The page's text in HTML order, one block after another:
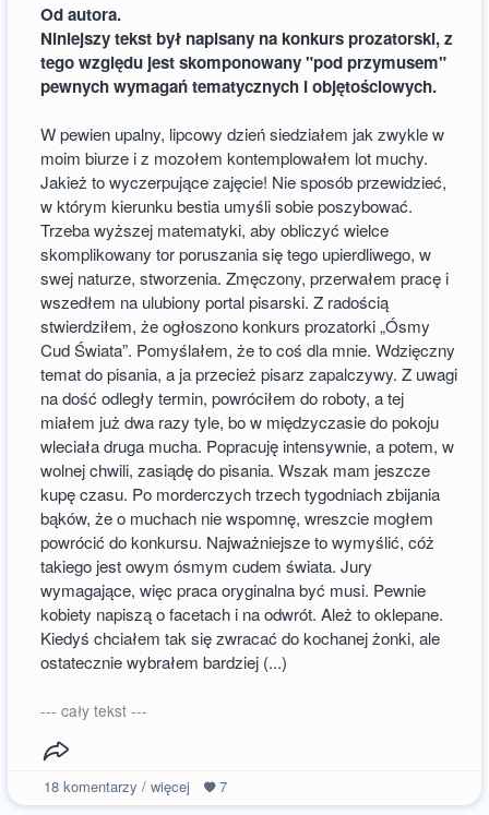
Od autora.
Niniejszy tekst był napisany na konkurs prozatorski, z
tego względu jest skomponowany "pod przymusem"
pewnych wymagań tematycznych i objętościowych.
W pewien upalny, lipcowy dzień siedziałem jak zwykle w
moim biurze i z mozołem kontemplowałem lot muchy.
Jakież to wyczerpujące zajęcie! Nie sposób przewidzieć,
w którym kierunku bestia umyśli sobie poszybować.
Trzeba wyższej matematyki, aby obliczyć wielce
skomplikowany tor poruszania się tego upierdliwego, w
swej naturze, stworzenia. Zmęczony, przerwałem pracę i
wszedłem na ulubiony portal pisarski. Z radością
stwierdziłem, że ogłoszono konkurs prozatorki „Ósmy
Cud Świata”. Pomyślałem, że to coś dla mnie. Wdzięczny
temat do pisania, a ja przecież pisarz zapalczywy. Z uwagi
na dość odległy termin, powróciłem do roboty, a tej
miałem już dwa razy tyle, bo w międzyczasie do pokoju
wleciała druga mucha. Popracuję intensywnie, a potem, w
wolnej chwili, zasiądę do pisania. Wszak mam jeszcze
kupę czasu. Po morderczych trzech tygodniach zbijania
bąków, że o muchach nie wspomnę, wreszcie mogłem
powrócić do konkursu. Najważniejsze to wymyślić, cóż
takiego jest owym ósmym cudem świata. Jury
wymagające, więc praca oryginalna być musi. Pewnie
kobiety napiszą o facetach i na odwrót. Ależ to oklepane.
Kiedyś chciałem tak się zwracać do kochanej żonki, ale
ostatecznie wybrałem bardziej (...)
--- cały tekst ---
18komentarzy / więcej 7